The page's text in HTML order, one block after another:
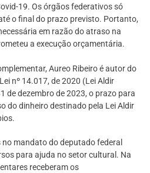
19. Os órgãos federativos só
o final do prazo previsto. Portanto,
em razão do atraso na
a execução orçamentária.
Aureo Ribeiro é autor do
nº 14.017, de 2020 (Lei Aldir
de dezembro de 2023, o prazo para
do dinheiro destinado pela Lei Aldir
mandato do deputado federal
para ajuda no setor cultural. Na
receberam os